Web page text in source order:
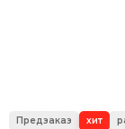
Гидрокостюмы